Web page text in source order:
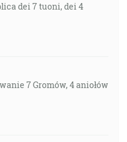
dei 7 tuoni, dei 4
7 Gromów, 4 aniołów